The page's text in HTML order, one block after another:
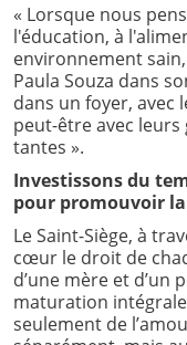
« Lorsque nous
l'éducation, à
environnement
Paula Souza dans
dans un foyer,
peut-être avec
tantes ».
Investissons du
pour promouvoir
Le Saint-Siège, à
cœur le droit de
d’une mère et d’un
maturation intégrale
seulement de